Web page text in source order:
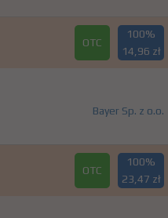
OTC
100%
14,96 zł
Bayer Sp. z o.o.
OTC
100%
23,47 zł